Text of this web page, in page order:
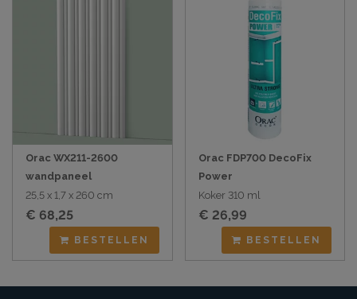
Orac WX211-2600
wandpaneel
25,5 x 1,7 x 260 cm
€ 68,25
BESTELLEN
Orac FDP700 DecoFix
Power
Koker 310 ml
€ 26,99
BESTELLEN